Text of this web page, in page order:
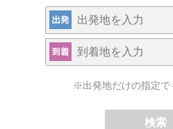
※出発地だけの指定で
検索